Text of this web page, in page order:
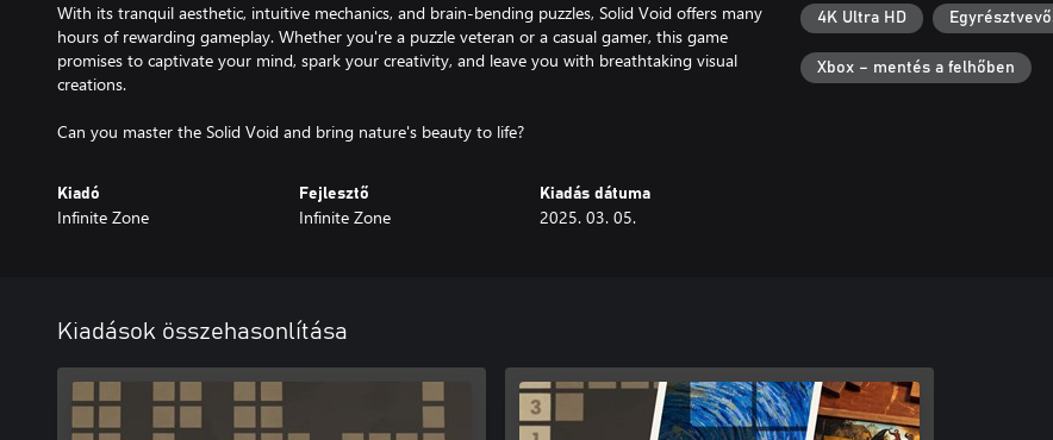
With its tranquil aesthetic, intuitive mechanics, and brain-bending puzzles, Solid Void offers many
hours of rewarding gameplay. Whether you're a puzzle veteran or a casual gamer, this game
promises to captivate your mind, spark your creativity, and leave you with breathtaking visual
creations.
Can you master the Solid Void and bring nature's beauty to life?
Kiadó
Infinite Zone
Fejlesztő
Infinite Zone
Kiadás dátuma
2025. 03. 05.
4K Ultra HD
Xbox – mentés a felhőben
Kiadások összehasonlítása